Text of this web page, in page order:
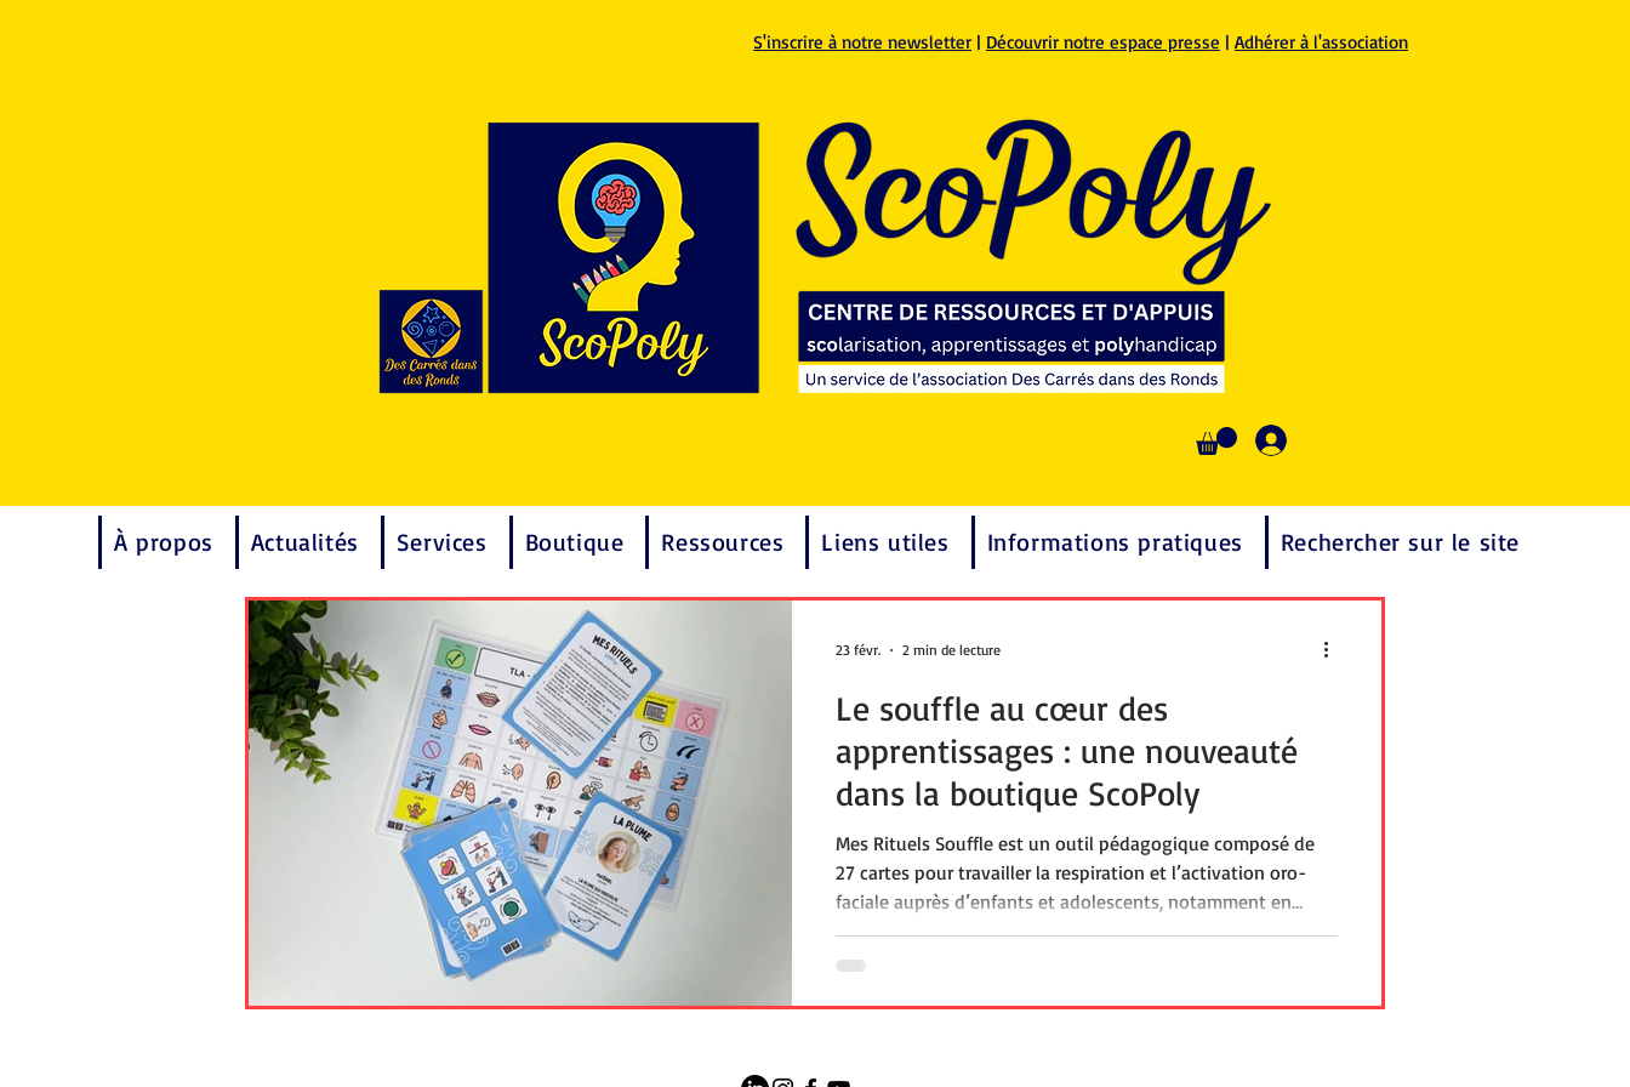
S'inscrire à notre newsletter | Découvrir notre espace presse | Adhérer à l'association
À propos Actualités Services Boutique Ressources Liens utiles Informations pratiques Rechercher sur le site
Le souffle au cœur des
apprentissages : une nouveauté
dans la boutique ScoPoly
Mes Rituels Souffle est un outil pédagogique composé de
27 cartes pour travailler la respiration et l’activation oro-
faciale auprès d’enfants et adolescents, notamment en
situation de polyhandicap. À travers des consignes simples
et ritualisées, il soutient l’oralisation, la coordination
familles, enseignants et professionnels du médico-social, il
23 févr. 2 min de lecture